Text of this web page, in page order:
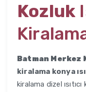
Kozluk
Batman Merkez
kiralama konya
kiralama dizel